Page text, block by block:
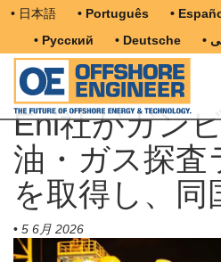
• 日本語 • Português •
• Русский
• Deutsche
Eni社がガン
油・ガス探査
を取得し、同
• 5 6月 2026